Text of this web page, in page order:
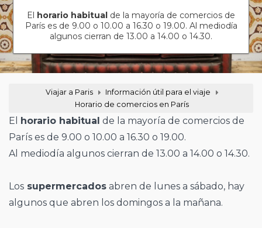
El horario habitual de la mayoría de comercios de
París es de 9.00 o 10.00 a 16.30 o 19.00. Al mediodía
algunos cierran de 13.00 a 14.00 o 14.30.
Viajar a Paris
Información útil para el viaje
Horario de comercios en París
El horario habitual de la mayoría de comercios de
París es de 9.00 o 10.00 a 16.30 o 19.00.
Al mediodía algunos cierran de 13.00 a 14.00 o 14.30.
Los supermercados abren de lunes a sábado, hay
algunos que abren los domingos a la mañana.